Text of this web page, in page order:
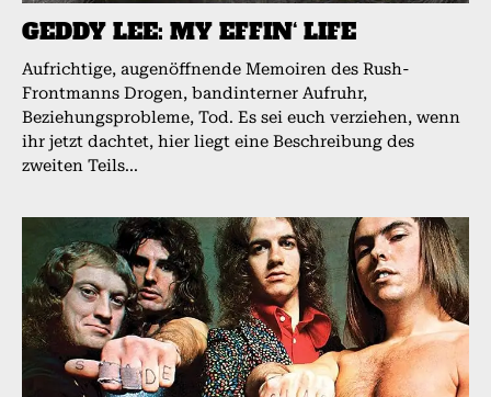
GEDDY LEE: MY EFFIN‘ LIFE
Aufrichtige, augenöffnende Memoiren des Rush-
Frontmanns Drogen, bandinterner Aufruhr,
Beziehungsprobleme, Tod. Es sei euch verziehen, wenn
ihr jetzt dachtet, hier liegt eine Beschreibung des
zweiten Teils...